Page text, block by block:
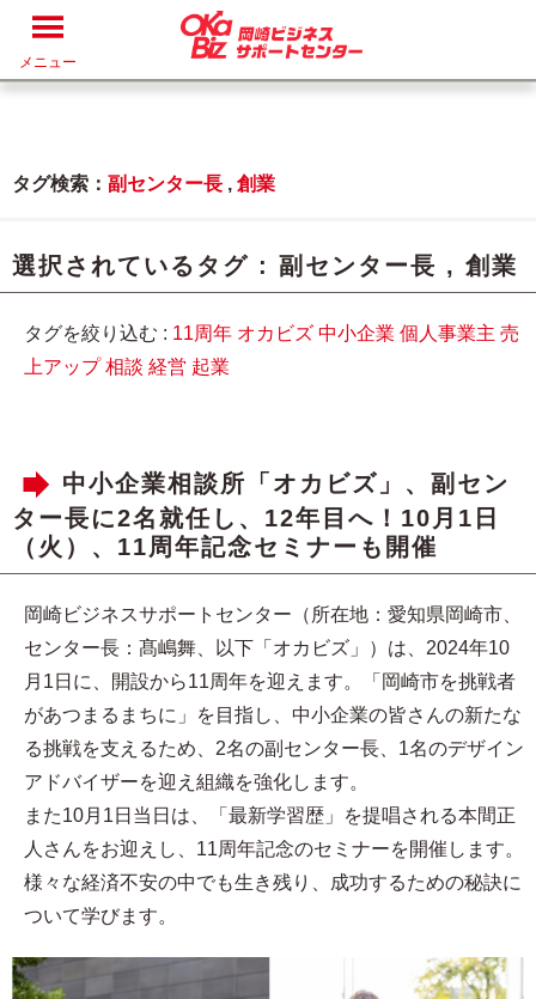
メニュー
タグ検索： 副センター長 , 創業
選択されているタグ : 副センター長 , 創業
タグを絞り込む : 11周年 オカビズ 中小企業 個人事業主 売
上アップ 相談 経営 起業
中小企業相談所「オカビズ」、副セン
ター長に2名就任し、12年目へ！10月1日
（火）、11周年記念セミナーも開催
岡崎ビジネスサポートセンター（所在地：愛知県岡崎市、
センター長：髙嶋舞、以下「オカビズ」）は、2024年10
月1日に、開設から11周年を迎えます。「岡崎市を挑戦者
があつまるまちに」を目指し、中小企業の皆さんの新たな
る挑戦を支えるため、2名の副センター長、1名のデザイン
アドバイザーを迎え組織を強化します。
また10月1日当日は、「最新学習歴」を提唱される本間正
人さんをお迎えし、11周年記念のセミナーを開催します。
様々な経済不安の中でも生き残り、成功するための秘訣に
ついて学びます。